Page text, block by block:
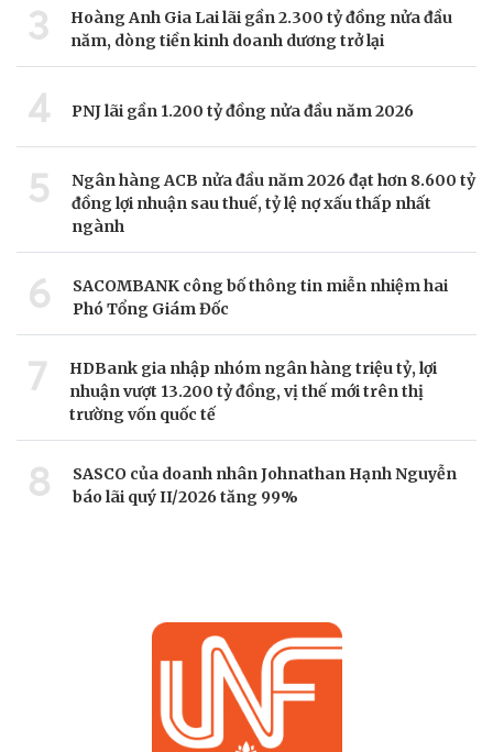
3
Hoàng Anh Gia Lai lãi gần 2.300 tỷ đồng nửa đầu
năm, dòng tiền kinh doanh dương trở lại
4 PNJ lãi gần 1.200 tỷ đồng nửa đầu năm 2026
5
Ngân hàng ACB nửa đầu năm 2026 đạt hơn 8.600 tỷ
đồng lợi nhuận sau thuế, tỷ lệ nợ xấu thấp nhất
ngành
6
SACOMBANK công bố thông tin miễn nhiệm hai
Phó Tổng Giám Đốc
7
HDBank gia nhập nhóm ngân hàng triệu tỷ, lợi
nhuận vượt 13.200 tỷ đồng, vị thế mới trên thị
trường vốn quốc tế
8
SASCO của doanh nhân Johnathan Hạnh Nguyễn
báo lãi quý II/2026 tăng 99%